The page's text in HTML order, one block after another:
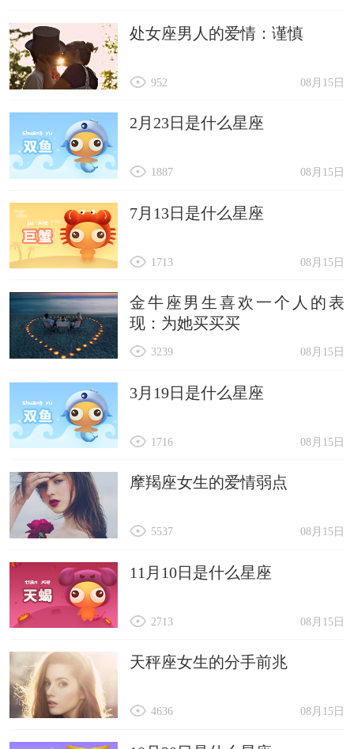
处女座男人的爱情：谨慎
08月15日
952
2月23日是什么星座
08月15日
1887
7月13日是什么星座
08月15日
1713
金牛座男生喜欢一个人的表
现：为她买买买
08月15日
3239
3月19日是什么星座
08月15日
1716
摩羯座女生的爱情弱点
08月15日
5537
11月10日是什么星座
08月15日
2713
天秤座女生的分手前兆
08月15日
4636